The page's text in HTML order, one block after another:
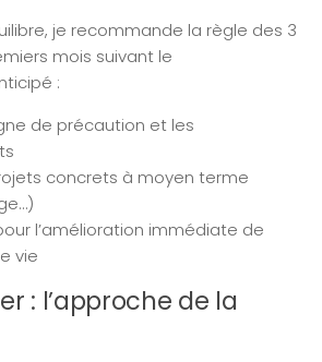
je recommande la règle des 3
mois suivant le
:
de précaution et les
concrets à moyen terme
l’amélioration immédiate de
vie
: l’approche de la